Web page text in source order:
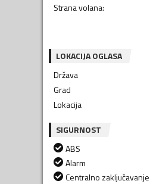
Strana volana:
LOKACIJA OGLASA
Država
Grad
Lokacija
SIGURNOST
ABS
Alarm
Centralno zaključavanje